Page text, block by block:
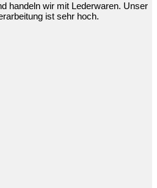
handeln wir mit Lederwaren. Unser
ist sehr hoch.